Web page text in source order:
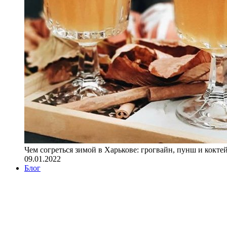
Чем согреться зимой в Харькове: грогвайн, пунш и
09.01.2022
Блог